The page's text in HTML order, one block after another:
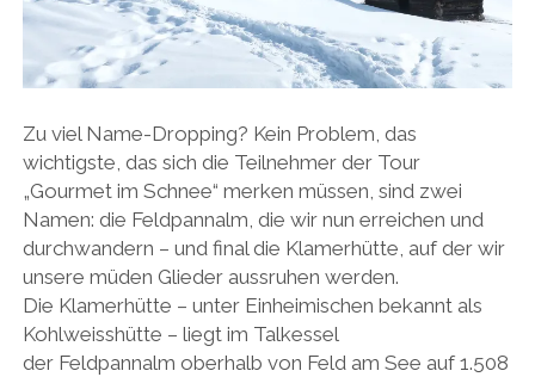
Zu viel Name-Dropping? Kein Problem, das
wichtigste, das sich die Teilnehmer der Tour
„Gourmet im Schnee“ merken müssen, sind zwei
Namen: die Feldpannalm, die wir nun erreichen und
durchwandern – und final die Klamerhütte, auf der wir
unsere müden Glieder aussruhen werden.
Die Klamerhütte – unter Einheimischen bekannt als
Kohlweisshütte – liegt im Talkessel
der Feldpannalm oberhalb von Feld am See auf 1.508